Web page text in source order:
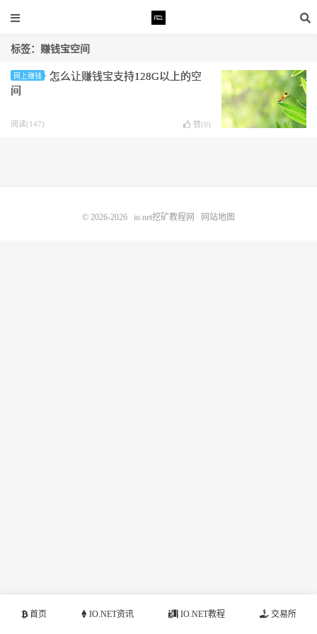
标签：赚钱宝空间
网上赚钱
怎么让赚钱宝支持128G以上的空
间
阅读(147) 赞(0)
首页 IO.NET资讯 IO.NET教程 交易所
© 2026-2026 io.net挖矿教程网 网站地图